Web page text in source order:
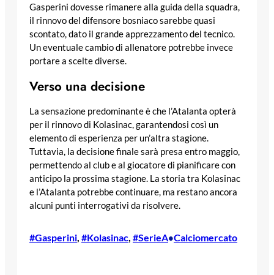
Gasperini dovesse rimanere alla guida della squadra,
il rinnovo del difensore bosniaco sarebbe quasi
scontato, dato il grande apprezzamento del tecnico.
Un eventuale cambio di allenatore potrebbe invece
portare a scelte diverse.
Verso una decisione
La sensazione predominante è che l’Atalanta opterà
per il rinnovo di Kolasinac, garantendosi così un
elemento di esperienza per un’altra stagione.
Tuttavia, la decisione finale sarà presa entro maggio,
permettendo al club e al giocatore di pianificare con
anticipo la prossima stagione. La storia tra Kolasinac
e l’Atalanta potrebbe continuare, ma restano ancora
alcuni punti interrogativi da risolvere.
#Gasperini #Kolasinac #SerieA•Calciomercato